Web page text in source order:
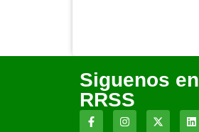
Siguenos en
RRSS